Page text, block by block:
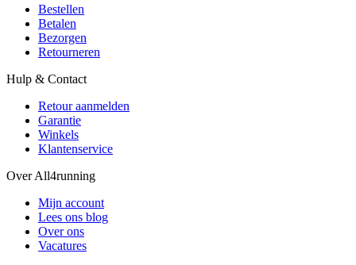
Bestellen
Betalen
Bezorgen
Retourneren
Hulp & Contact
Retour aanmelden
Garantie
Winkels
Klantenservice
Over All4running
Mijn account
Lees ons blog
Over ons
Vacatures